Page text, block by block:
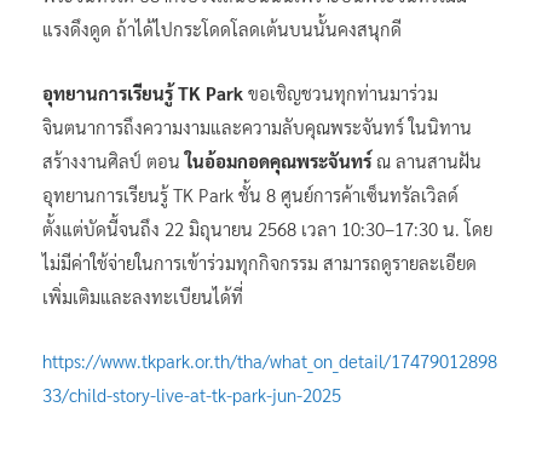
แรงดึงดูด ถ้าได้ไปกระโดดโลดเต้นบนนั้นคงสนุกดี
อุทยานการเรียนรู้TK Park ขอเชิญชวนทุกท่านมาร่วม
จินตนาการถึงความงามและความลับคุณพระจันทร์ ในนิทาน
สร้างงานศิลป์ ตอนในอ้อมกอดคุณพระจันทร์ ณ ลานสานฝัน
อุทยานการเรียนรู้ TK Park ชั้น 8 ศูนย์การค้าเซ็นทรัลเวิลด์
ตั้งแต่บัดนี้จนถึง 22 มิถุนายน 2568 เวลา 10:30–17:30 น. โดย
ไม่มีค่าใช้จ่ายในการเข้าร่วมทุกกิจกรรม สามารถดูรายละเอียด
เพิ่มเติมและลงทะเบียนได้ที่
https://www.tkpark.or.th/tha/what_on_detail/17479012898
33/child-story-live-at-tk-park-jun-2025